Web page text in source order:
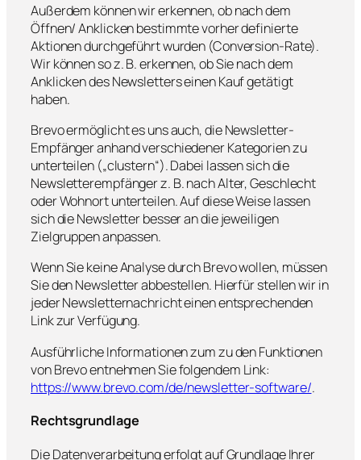
Außerdem können wir erkennen, ob nach dem
Öffnen/ Anklicken bestimmte vorher definierte
Aktionen durchgeführt wurden (Conversion-Rate).
Wir können so z. B. erkennen, ob Sie nach dem
Anklicken des Newsletters einen Kauf getätigt
haben.
Brevo ermöglicht es uns auch, die Newsletter-
Empfänger anhand verschiedener Kategorien zu
unterteilen („clustern“). Dabei lassen sich die
Newsletterempfänger z. B. nach Alter, Geschlecht
oder Wohnort unterteilen. Auf diese Weise lassen
sich die Newsletter besser an die jeweiligen
Zielgruppen anpassen.
Wenn Sie keine Analyse durch Brevo wollen, müssen
Sie den Newsletter abbestellen. Hierfür stellen wir in
jeder Newsletternachricht einen entsprechenden
Link zur Verfügung.
Ausführliche Informationen zum zu den Funktionen
von Brevo entnehmen Sie folgendem Link:
https://www.brevo.com/de/newsletter-software/.
Rechtsgrundlage
Die Datenverarbeitung erfolgt auf Grundlage Ihrer